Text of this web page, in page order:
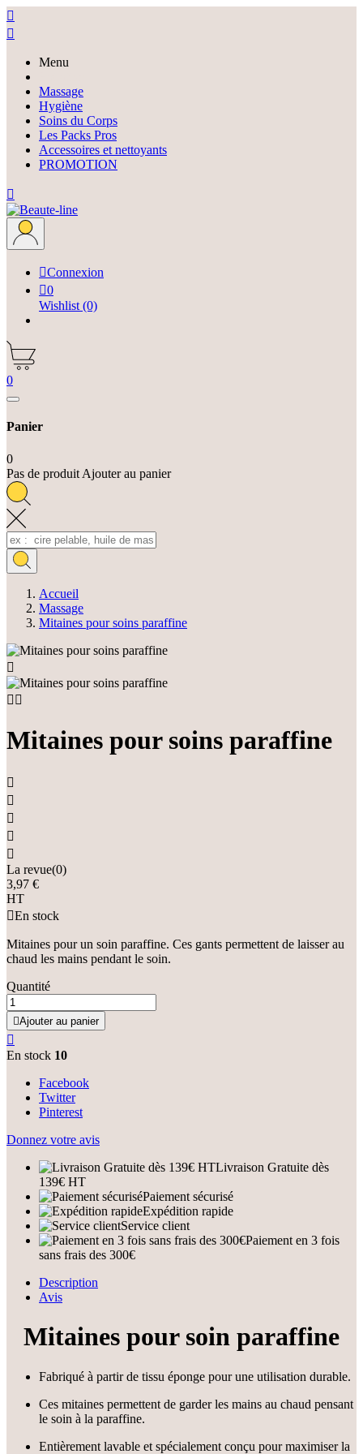


Menu
Massage
Hygiène
Soins du Corps
Les Packs Pros
Accessoires et nettoyants
PROMOTION

Connexion
0
Wishlist (0)
0
Panier
0
Pas de produit Ajouter au panier
Accueil
Massage
Mitaines pour soins paraffine

 
Mitaines pour soins paraffine





La revue(0)
3,97 €
HT
En stock
Mitaines pour un soin paraffine. Ces gants permettent de laisser au
chaud les mains pendant le soin.
Quantité
Ajouter au panier

En stock 10
Facebook
Twitter
Pinterest
Donnez votre avis
Livraison Gratuite dès
139€ HT
Paiement sécurisé
Expédition rapide
Service client
Paiement en 3 fois
sans frais des 300€
Description
Avis
Mitaines pour soin paraffine
Fabriqué à partir de tissu éponge pour une utilisation durable.
Ces mitaines permettent de garder les mains au chaud pensant
le soin à la paraffine.
Entièrement lavable et spécialement conçu pour maximiser la